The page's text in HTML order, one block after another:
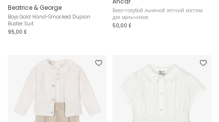
Beatrice & George
Boys Gold Hand-Smocked Dupion
Buster Suit
95,00 £
Бело-голубой льняной летний костюм
для мальчиков
50,00 £